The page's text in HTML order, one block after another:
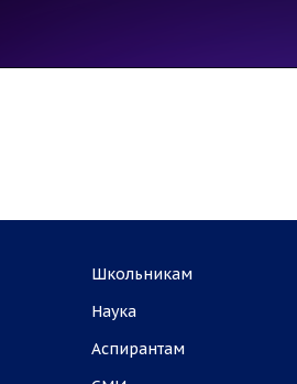
Школьникам
Наука
Аспирантам